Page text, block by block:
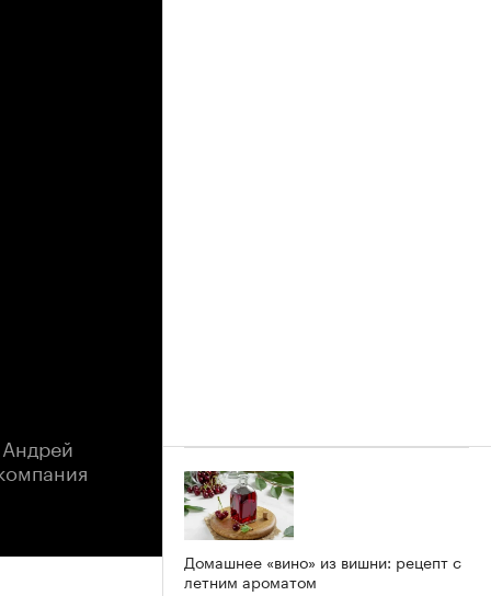
Домашнее «вино» из вишни: рецепт с
летним ароматом